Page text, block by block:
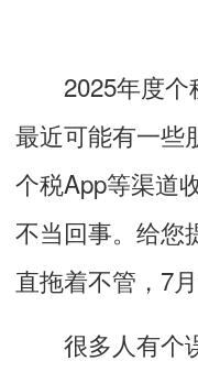
2025年度个
最近可能有一些
个税App等渠道
不当回事。给您
直拖着不管，7
很多人有个误